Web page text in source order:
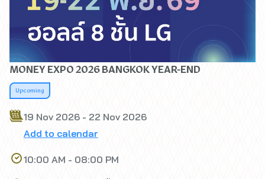
MONEY EXPO 2026 BANGKOK YEAR-END
Upcoming
19 Nov 2026 - 22 Nov 2026
Add to calendar
10:00 AM - 08:00 PM